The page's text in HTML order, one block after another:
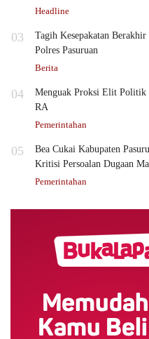
Headline
03
Tagih Kesepakatan
Polres Pasuruan
Berita
04
Menguak Proksi Elit Politik
RA
Pemerintahan
05
Bea Cukai Kabupaten
Kritisi Persoalan Dugaan
Pemerintahan